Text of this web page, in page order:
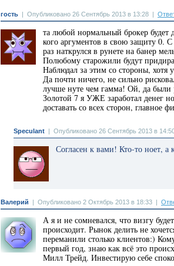
гость Опубликовано 26 Сентябрь 2013 в 13:28
та любой нормальный брокер будет
кого аргументов в свою защиту 0.
раз наткрулся в рунете на банер
Полюбому старожили будут
Наблюдал за этим со стороны, хотя
Да почти ничего, не сильно
лучше нуте чем гамма! Ой, да были
Золотой 7 я УЖЕ заработал денег
доставать со всех сторон, главное
Speculant Опубликовано 26 Сентябрь 2013 в
Согласен к вами! Кто-то ноет,
Валерий Опубликовано 2 Октябрь 2013 в 18:33
А я и не сомневался, что визгу
происходит. Рынок делить не
переманили столько клиентов:)
первый год, знаю как всё это
Милл Трейд. Инвестирую себе